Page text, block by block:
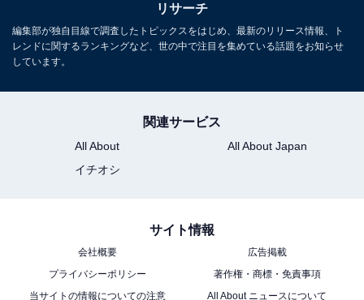
こちらもおすすめ
リサーチ
編集部が独自目線で調査したトピックスをはじめ、最新のリリース情報、ト
レンドに関するランキングなど、世の中で注目を集めている話題をお知らせ
しています。
関連サービス
All About
All About Japan
イチオシ
サイト情報
会社概要
広告掲載
プライバシーポリシー
著作権・商標・免責事項
当サイトの情報についての注意
All About ニュースについて